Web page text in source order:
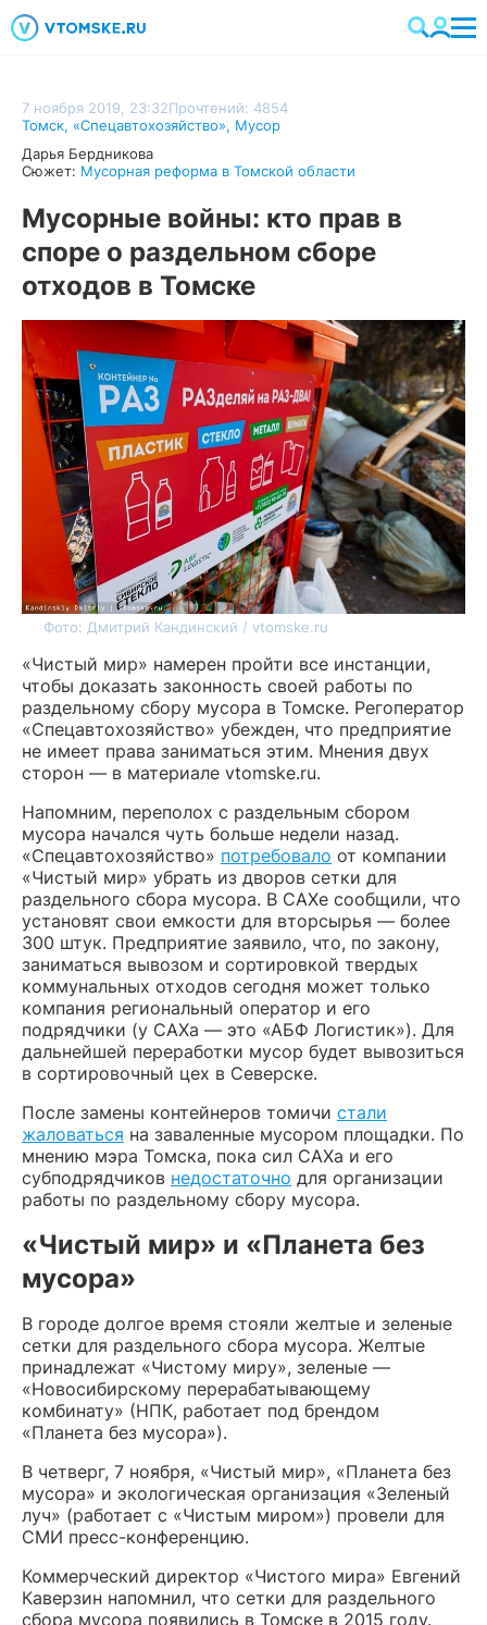
7 ноября 2019, 23:32Прочтений: 4854
Томск, «Спецавтохозяйство», Мусор
Дарья Бердникова
Сюжет: Мусорная реформа в Томской области
Мусорные войны: кто прав в
споре о раздельном сборе
отходов в Томске
Фото: Дмитрий Кандинский / vtomske.ru
«Чистый мир» намерен пройти все инстанции,
чтобы доказать законность своей работы по
раздельному сбору мусора в Томске. Регоператор
«Спецавтохозяйство» убежден, что предприятие
не имеет права заниматься этим. Мнения двух
сторон — в материале vtomske.ru.
Напомним, переполох с раздельным сбором
мусора начался чуть больше недели назад.
«Спецавтохозяйство» потребовало от компании
«Чистый мир» убрать из дворов сетки для
раздельного сбора мусора. В САХе сообщили, что
установят свои емкости для вторсырья — более
300 штук. Предприятие заявило, что, по закону,
заниматься вывозом и сортировкой твердых
коммунальных отходов сегодня может только
компания региональный оператор и его
подрядчики (у САХа — это «АБФ Логистик»). Для
дальнейшей переработки мусор будет вывозиться
в сортировочный цех в Северске.
После замены контейнеров томичи стали
жаловаться на заваленные мусором площадки. По
мнению мэра Томска, пока сил САХа и его
субподрядчиков недостаточно для организации
работы по раздельному сбору мусора.
«Чистый мир» и «Планета без
мусора»
В городе долгое время стояли желтые и зеленые
сетки для раздельного сбора мусора. Желтые
принадлежат «Чистому миру», зеленые —
«Новосибирскому перерабатывающему
комбинату» (НПК, работает под брендом
«Планета без мусора»).
В четверг, 7 ноября, «Чистый мир», «Планета без
мусора» и экологическая организация «Зеленый
луч» (работает с «Чистым миром») провели для
СМИ пресс-конференцию.
Коммерческий директор «Чистого мира» Евгений
Каверзин напомнил, что сетки для раздельного
сбора мусора появились в Томске в 2015 году.